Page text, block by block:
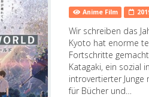
Anime Film
Wir schreiben das
Kyoto hat enorme
Fortschritte
Katagaki, ein sozial
introvertierter
für Bücher und…